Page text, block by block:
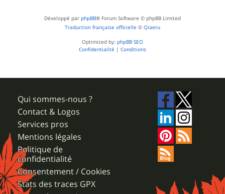
Développé par phpBB® Forum Software © phpBB Limited
Traduction française officielle © Qiaeru
Optimized by: phpBB SEO
Confidentialité | Conditions
Qui sommes-nous ?
Contact & Logos
Services pros
Mentions légales
Politique de
confidentialité
Consentement / Cookies
Stats des traces GPX